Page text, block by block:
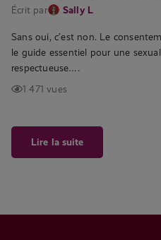
Écrit par Sally L
Sans oui, c’est non. Le
le guide essentiel pour une
respectueuse….
1 471 vues
Lire la suite